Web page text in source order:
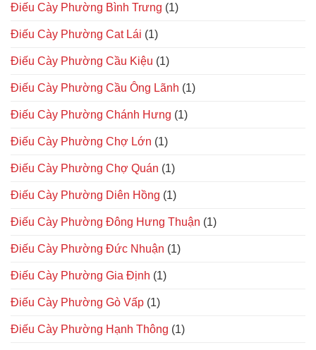
Điếu Cày Phường Bình Trưng (1)
Điếu Cày Phường Cat Lái (1)
Điếu Cày Phường Cầu Kiệu (1)
Điếu Cày Phường Cầu Ông Lãnh (1)
Điếu Cày Phường Chánh Hưng (1)
Điếu Cày Phường Chợ Lớn (1)
Điếu Cày Phường Chợ Quán (1)
Điếu Cày Phường Diên Hồng (1)
Điếu Cày Phường Đông Hưng Thuận (1)
Điếu Cày Phường Đức Nhuận (1)
Điếu Cày Phường Gia Định (1)
Điếu Cày Phường Gò Vấp (1)
Điếu Cày Phường Hạnh Thông (1)